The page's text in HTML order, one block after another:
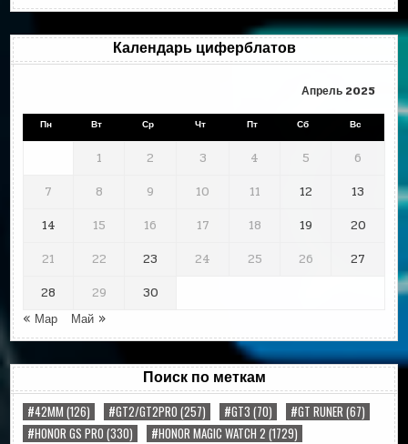
месяцам
Календарь циферблатов
Апрель 2025
Пн Вт Ср Чт Пт Сб Вс
1 2 3 4 5
6
7
8 9 10 11 12
13
14
15 16 17 18 19
20
21
22 23 24 25 26
27
28
29
30
« Мар
Май »
Поиск по меткам
#42MM (126) #GT2/GT2PRO (257) #GT3 (70) #GT RUNER (67)
#HONOR GS PRO (330) #HONOR MAGIC WATCH 2 (1729)